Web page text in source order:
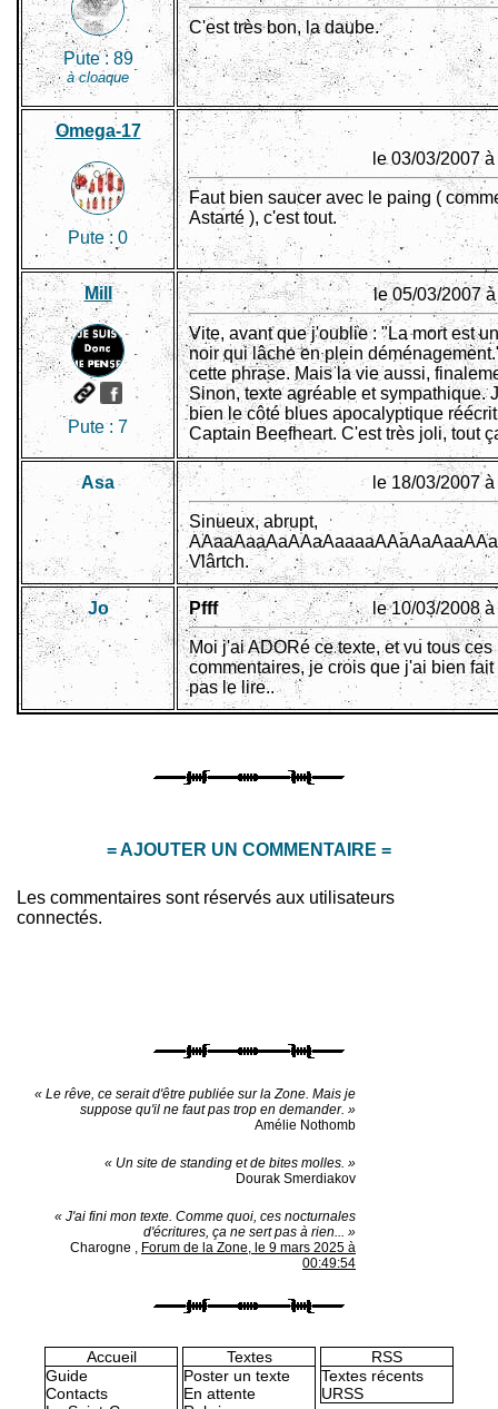
Pute : 89
à cloaque
C'est très bon, la daube.
Omega-17
Pute : 0
le 03/03/2007
Faut bien saucer avec le paing (
Astarté ), c'est tout.
Mill
Pute : 7
le 05/03/2007
Vite, avant que j'oublie : "La mort est
noir qui lâche en plein
cette phrase. Mais la vie aussi,
Sinon, texte agréable et sympathique.
bien le côté blues apocalyptique
Captain Beefheart. C'est très joli, tout
Asa le 18/03/2007
Sinueux, abrupt,
Vlârtch.
Jo Pfff le 10/03/2008
Moi j'ai ADORé ce texte, et vu tous ces
commentaires, je crois que j'ai bien fait
pas le lire..
= AJOUTER UN COMMENTAIRE =
Les commentaires sont réservés aux utilisateurs
connectés.
« Le rêve, ce serait d'être publiée sur la Zone. Mais je
suppose qu'il ne faut pas trop en demander. »
Amélie Nothomb
« Un site de standing et de bites molles. »
Dourak Smerdiakov
« J'ai fini mon texte. Comme quoi, ces nocturnales
d'écritures, ça ne sert pas à rien... »
Charogne , Forum de la Zone, le 9 mars 2025 à
00:49:54
Accueil
Guide
Contacts
Textes
Poster un texte
En attente
RSS
Textes récents
URSS